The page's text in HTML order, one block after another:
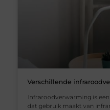
Verschillende
Infraroodverwarming is
dat gebruik maakt van